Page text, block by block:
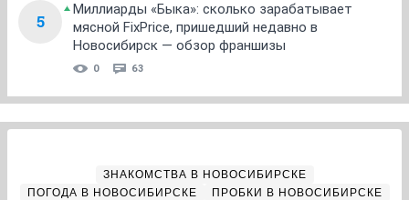
5
Миллиарды «Быка»: сколько зарабатывает
мясной FixPrice, пришедший недавно в
Новосибирск — обзор франшизы
0 63
ЗНАКОМСТВА В НОВОСИБИРСКЕ
ПОГОДА В НОВОСИБИРСКЕ
ПРОБКИ В НОВОСИБИРСКЕ